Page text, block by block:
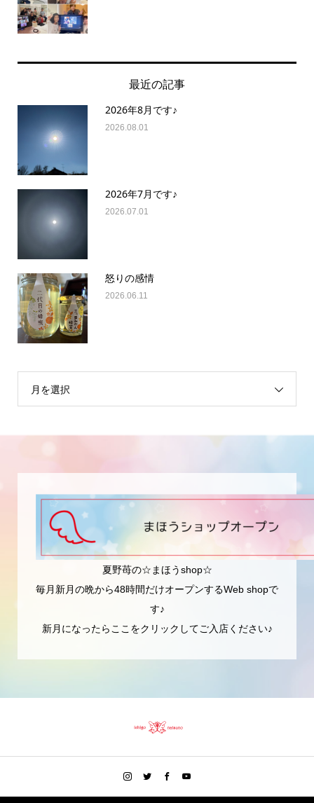
最近の記事
2026年8月です♪
2026.08.01
2026年7月です♪
2026.07.01
怒りの感情
2026.06.11
月を選択
夏野苺の☆まほうshop☆
毎月新月の晩から48時間だけオープンするWeb shopで
す♪
新月になったらここをクリックしてご入店ください♪